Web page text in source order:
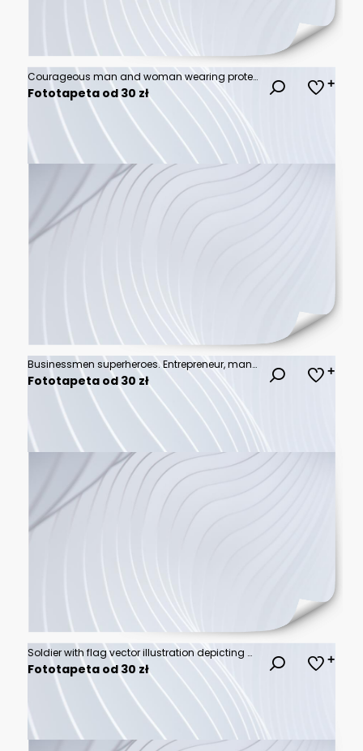
Courageous man and woman wearing protective face masks standing against a radiant blue sky with bright white clouds.
Fototapeta od 30 zł
Businessmen superheroes. Entrepreneur, manager in a hero costume.
Fototapeta od 30 zł
Soldier with flag vector illustration depicting concepts of leadership and victory
Fototapeta od 30 zł